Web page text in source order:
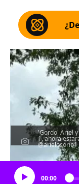
'Gordo' Ariel
1, ahora
@arielosorio1
00:00